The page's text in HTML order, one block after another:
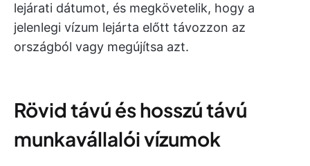
lejárati dátumot, és megkövetelik, hogy a
jelenlegi vízum lejárta előtt távozzon az
országból vagy megújítsa azt.
Rövid távú és hosszú távú
munkavállalói vízumok